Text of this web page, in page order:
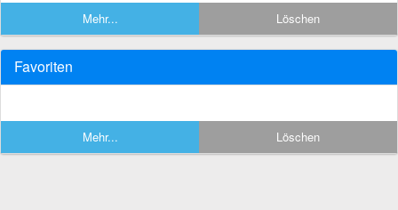
Mehr... Löschen
Favoriten
Mehr... Löschen